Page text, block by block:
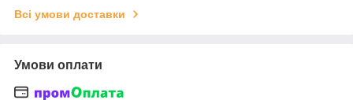
Всі умови доставки
Умови оплати